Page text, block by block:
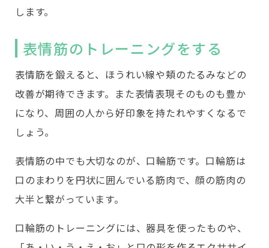
します。
表情筋のトレーニングをする
表情筋を鍛えると、ほうれい線や頬のたるみなどの
改善が期待できます。また表情表現そのものも豊か
になり、周囲の人から好印象を持たれやすくなるで
しょう。
表情筋の中でも大切なのが、口輪筋です。口輪筋は
口のまわりを円状に囲んでいる筋肉で、顔の筋肉の
大半と繋がっています。
口輪筋のトレーニングには、器具を使ったものや、